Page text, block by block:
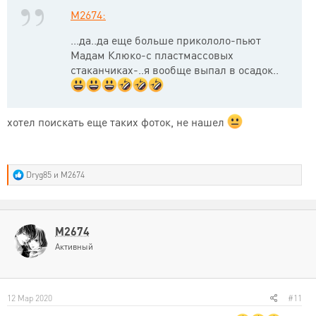
M2674:
...да..да еще больше прикололо-пьют
Мадам Клюко-с пластмассовых
стаканчиках-..я вообще выпал в осадок..
хотел поискать еще таких фоток, не нашел
Р
е
и
и
:
Dryg85 и M2674
M2674
Активный
12 Мар 2020 #11